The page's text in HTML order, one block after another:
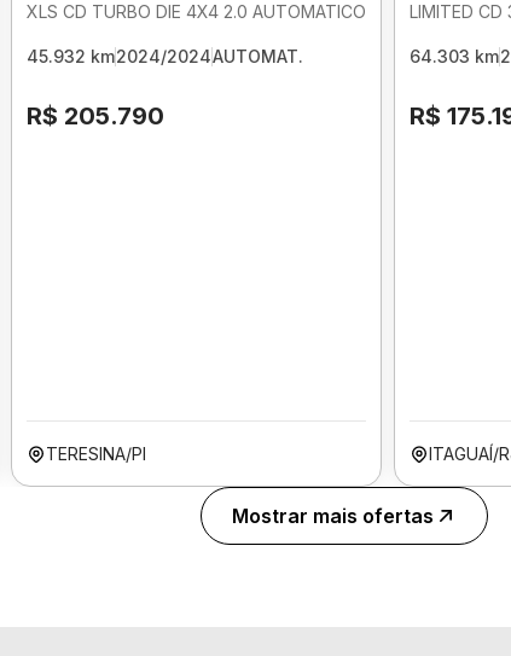
XLS CD TURBO DIE 4X4 2.0 AUTOMATICO
45.932 km2024/2024AUTOMAT.
R$ 205.790
TERESINA/PI
LIMITED CD
64.303 km
R$
ITAGUAÍ/
Mostrar mais ofertas